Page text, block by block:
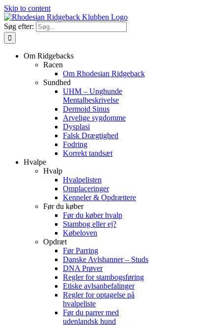
Skip to content
Søg efter:
Om Ridgebacks
Racen
Om Rhodesian Ridgeback
Sundhed
UHM – Unghunde
Mentalbeskrivelse
Dermoid Sinus
Arvelige sygdomme
Dysplasi
Falsk Drægtighed
Fodring
Korrekt tandsæt
Hvalpe
Hvalp
Hvalpelisten
Omplaceringer
Kenneler & Opdrættere
Før du køber
Før du køber hvalp
Stambog eller ej?
Købeloven
Opdræt
Før Parring
Danske Avlshanner – Studs
DNA Prøver
Regler for stambogsføring
Etiske avlsanbefalinger
Regler for optagelse på
hvalpeliste
Før du parrer med
udenlandsk hund